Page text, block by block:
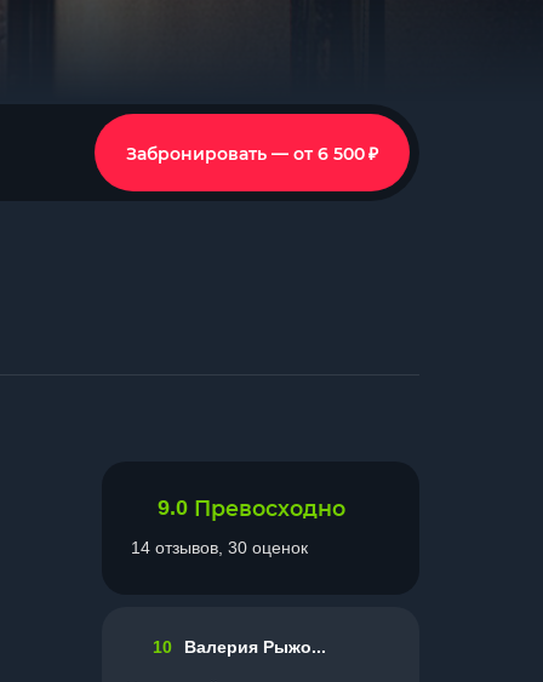
Забронировать — от 6 500₽
9.0 Превосходно
14 отзывов, 30 оценок
10 Валерия Рыжо...